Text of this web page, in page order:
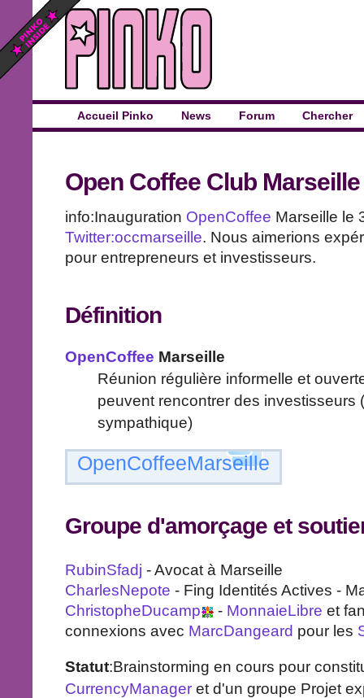
Accueil Pinko News Forum Chercher
Open Coffee Club Marseille
info:Inauguration OpenCoffee Marseille le
Twitter:occmarseille. Nous aimerions
pour entrepreneurs et investisseurs.
Définition
OpenCoffee Marseille
Réunion régulière informelle et
peuvent rencontrer des investisseurs
sympathique)
OpenCoffeeMarseille
Groupe d'amorçage et
RubinSfadj - Avocat à Marseille
CharlesNepote - Fing Identités Actives -
ChristopheDucamp
- MonnaieLibre et
connexions avec MarcDangeard pour les
Statut:Brainstorming en cours pour
CurrencyManager et d'un groupe Projet